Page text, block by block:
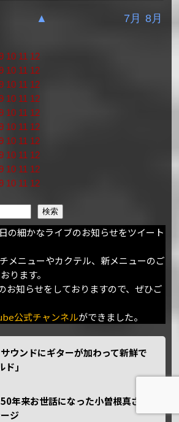
▲ 8月
7月
10 11 12
10 11 12
10 11 12
10 11 12
10 11 12
10 11 12
10 11 12
10 11 12
10 11 12
10 11 12
検索
の細かなライブのお知らせをツイート
メニューやカクテル、新メニューのご
ります。
お知らせをしておりますので、ぜひご
公式チャンネルができました。
ウンドにギターが加わって新鮮で
ド｣
年来お世話になった小曽根真さん
ジ